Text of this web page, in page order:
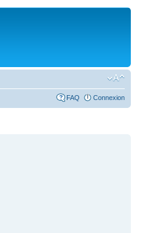
FAQ Connexion